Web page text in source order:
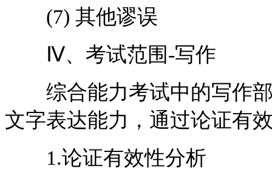
(7) 其他谬误
Ⅳ、考试范围-写作
综合能力考试中的写作部
文字表达能力，通过论证有
1.论证有效性分析